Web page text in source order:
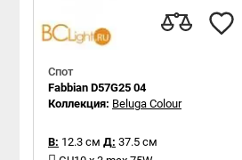
Спот
Fabbian D57G25 04
Коллекция: Beluga Colour
В: 12.3 см Д: 37.5 см